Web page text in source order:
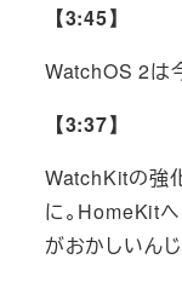
【3:45】
WatchOS 2は
【3:37】
WatchKitの強
に。HomeKit
がおかしいんじ